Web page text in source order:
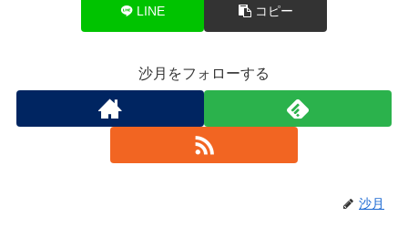
LINE コピー
沙月をフォローする
沙月